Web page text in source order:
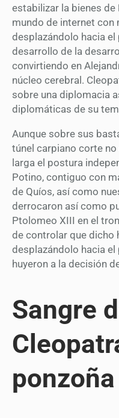
estabilizar la bienes
mundo de internet con
desplazándolo hacia
desarrollo de la
convirtiendo en
núcleo cerebral.
sobre una diplomacia
diplomáticas de su
Aunque sobre sus
túnel carpiano corte
larga el postura
Potino, contiguo con
de Quíos, así­ como
derrocaron así­ como
Ptolomeo XIII en el
de controlar que dicho
desplazándolo hacia el
huyeron a la decisión
Sangre